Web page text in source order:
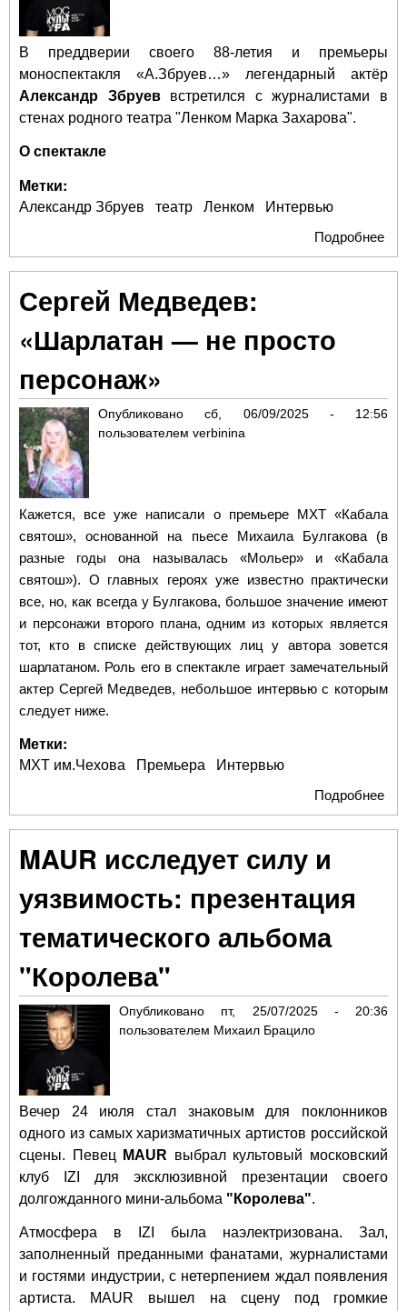
В преддверии своего 88-летия и премьеры
моноспектакля «А.Збруев…» легендарный актёр
Александр Збруеввстретился с журналистами в
стенах родного театра "Ленком Марка Захарова".
О спектакле
Метки:
Александр Збруев театр Ленком
Интервью
Подробнее
Сергей Медведев:
«Шарлатан — не просто
персонаж»
Опубликованосб, 06/09/2025 - 12:56
пользователем verbinina
Кажется, все уже написали о премьере МХТ «Кабала
святош», основанной на пьесе Михаила Булгакова (в
разные годы она называлась «Мольер» и «Кабала
святош»). О главных героях уже известно практически
все, но, как всегда у Булгакова, большое значение имеют
и персонажи второго плана, одним из которых является
тот, кто в списке действующих лиц у автора зовется
шарлатаном. Роль его в спектакле играет замечательный
актер Сергей Медведев, небольшое интервью с которым
следует ниже.
Метки:
МХТ им.Чехова Премьера
Интервью
Подробнее
MAUR исследует силу и
уязвимость: презентация
тематического альбома
"Королева"
Опубликовано пт, 25/07/2025 - 20:36
пользователем Михаил Брацило
Вечер 24 июля стал знаковым для поклонников
одного из самых харизматичных артистов российской
сцены. Певец
MAUR выбрал культовый московский
клуб IZI для эксклюзивной презентации своего
долгожданного мини-альбома "Королева".
Атмосфера в IZI была наэлектризована. Зал,
заполненный преданными фанатами, журналистами
и гостями индустрии, с нетерпением ждал появления
артиста. MAUR вышел на сцену под громкие